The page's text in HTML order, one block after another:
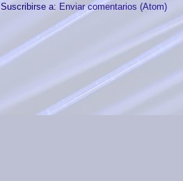
Suscribirse a: Enviar comentarios (Atom)